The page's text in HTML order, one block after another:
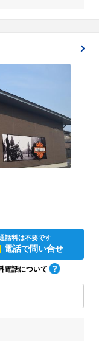
話料は不要です
電話で問い合せ
電話について